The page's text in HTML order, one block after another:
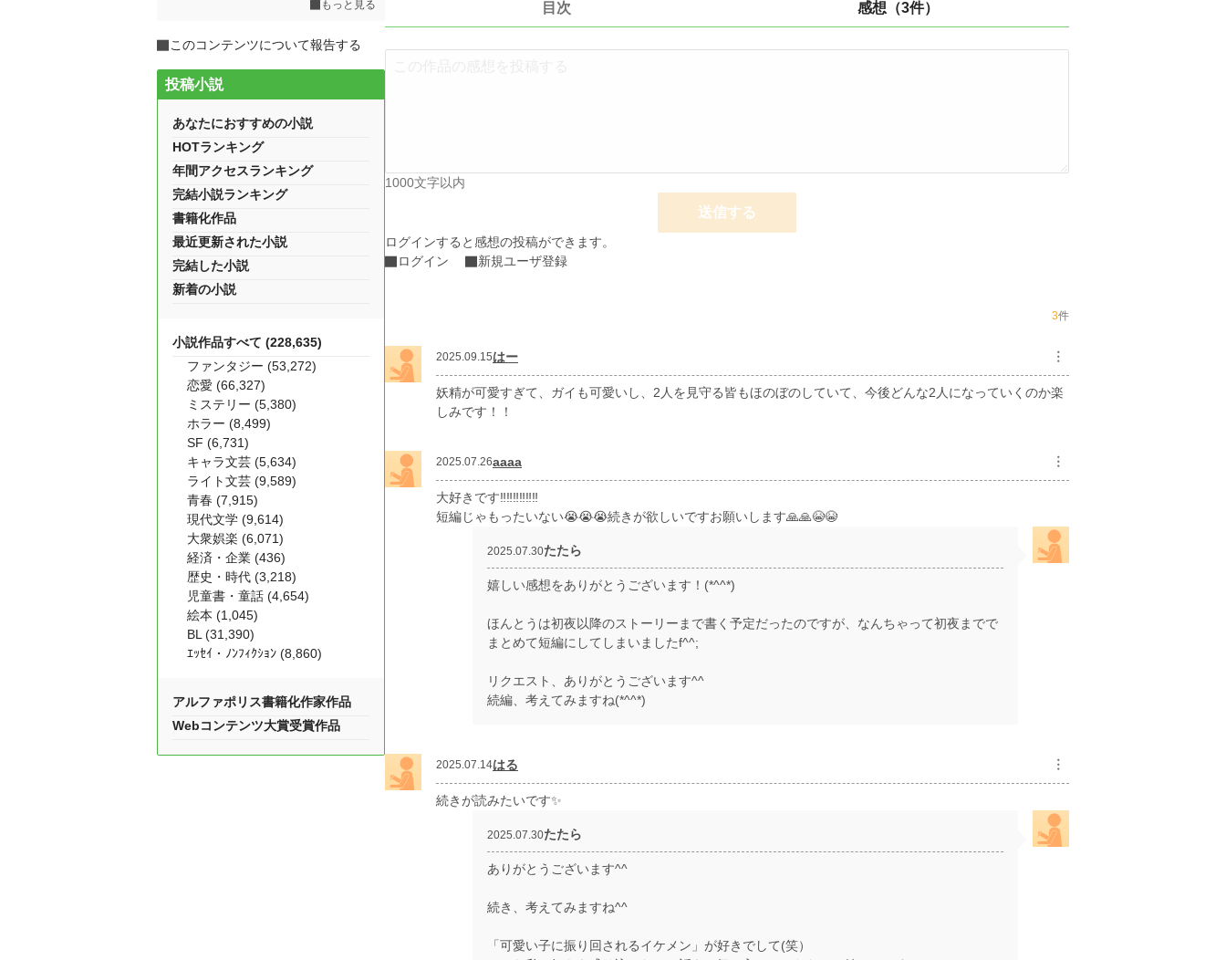
目次 感想（3件）
1000文字以内
送信する
ログインすると感想の投稿ができます。
ログイン
新規ユーザ登録
3件
2025.09.15はー ︙
妖精が可愛すぎて、ガイも可愛いし、2人を見守る皆もほのぼのしていて、今後どんな2人になっていくのか楽
しみです！！
2025.07.26aaaa ︙
大好きです‼️‼️‼️‼️‼️‼️
短編じゃもったいない😭😭😭続きが欲しいですお願いします🙏🙏😭😭
2025.07.30たたら
嬉しい感想をありがとうございます！(*^^*)
ほんとうは初夜以降のストーリーまで書く予定だったのですが、なんちゃって初夜までで
まとめて短編にしてしまいましたf^^;
リクエスト、ありがとうございます^^
続編、考えてみますね(*^^*)
2025.07.14はる ︙
続きが読みたいです✨️
2025.07.30たたら
ありがとうございます^^
続き、考えてみますね^^
「可愛い子に振り回されるイケメン」が好きでして(笑）
もっと見る
このコンテンツについて報告する
投稿小説
あなたにおすすめの小説
HOTランキング
年間アクセスランキング
完結小説ランキング
書籍化作品
最近更新された小説
完結した小説
新着の小説
小説作品すべて (228,635)
ファンタジー (53,272)
恋愛 (66,327)
ミステリー (5,380)
ホラー (8,499)
SF (6,731)
キャラ文芸 (5,634)
ライト文芸 (9,589)
青春 (7,915)
現代文学 (9,614)
大衆娯楽 (6,071)
経済・企業 (436)
歴史・時代 (3,218)
児童書・童話 (4,654)
絵本 (1,045)
BL (31,390)
ｴｯｾｲ・ﾉﾝﾌｨｸｼｮﾝ (8,860)
アルファポリス書籍化作家作品
Webコンテンツ大賞受賞作品